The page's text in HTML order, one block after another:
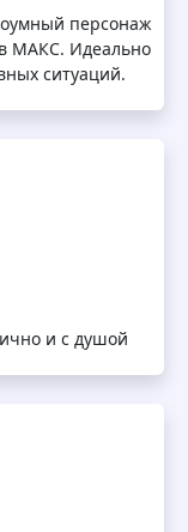
персонаж
МАКС. Идеально
ситуаций.
и с душой